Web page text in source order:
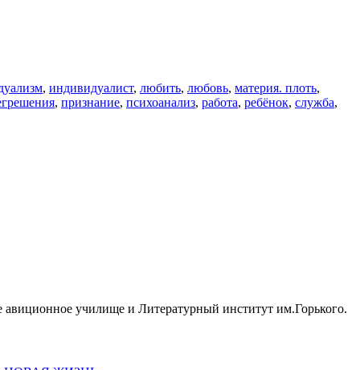
, индивидуалист, любить, любовь, материя. плоть,
, признание, психоанализ, работа, ребёнок, служба,
училище и Литературный институт им.Горького.